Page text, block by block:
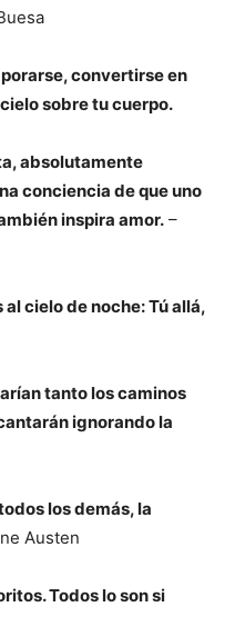
convertirse en
sobre tu cuerpo.
absolutamente
conciencia de que uno
inspira amor. –
cielo de noche: Tú allá,
tanto los caminos
ignorando la
los demás, la
Austen
Todos lo son si